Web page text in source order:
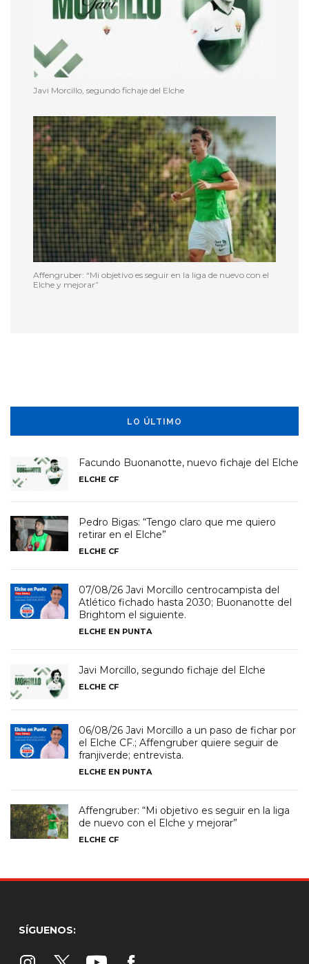
Javi Morcillo, segundo fichaje del Elche
Affengruber: “Mi objetivo es seguir en la liga de nuevo con el
Elche y mejorar”
LO ÚLTIMO
Facundo Buonanotte, nuevo fichaje del Elche
ELCHE CF
Pedro Bigas: “Tengo claro que me quiero
retirar en el Elche”
ELCHE CF
07/08/26 Javi Morcillo centrocampista del
Atlético fichado hasta 2030; Buonanotte del
Brightom el siguiente.
ELCHE EN PUNTA
Javi Morcillo, segundo fichaje del Elche
ELCHE CF
06/08/26 Javi Morcillo a un paso de fichar por
el Elche CF.; Affengruber quiere seguir de
franjiverde; entrevista.
ELCHE EN PUNTA
Affengruber: “Mi objetivo es seguir en la liga
de nuevo con el Elche y mejorar”
ELCHE CF
SÍGUENOS: